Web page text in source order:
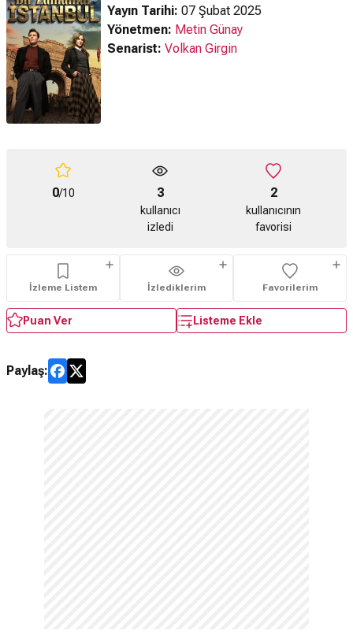
Yayın Tarihi: 07 Şubat 2025
Yönetmen: Metin Günay
Senarist: Volkan Girgin
0/10 3
kullanıcı
izledi
2
kullanıcının
favorisi
İzleme Listem İzlediklerim Favorilerim
Puan Ver Listeme Ekle
Paylaş: